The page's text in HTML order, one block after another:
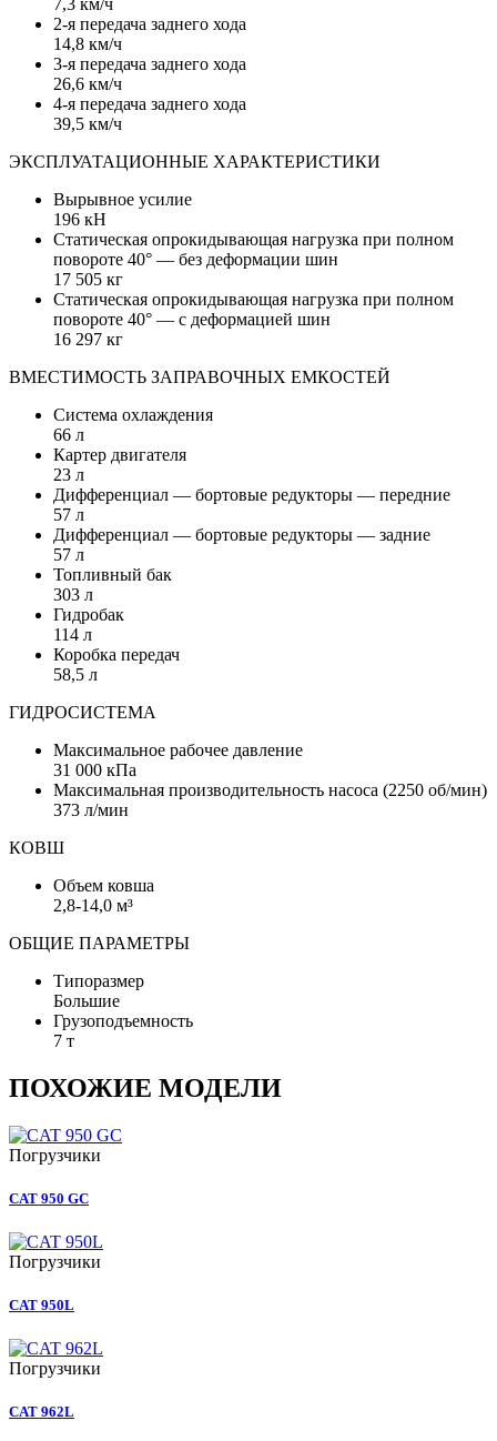
2-я передача заднего хода
14,8 км/ч
3-я передача заднего хода
26,6 км/ч
4-я передача заднего хода
39,5 км/ч
ЭКСПЛУАТАЦИОННЫЕ ХАРАКТЕРИСТИКИ
Вырывное усилие
196 кН
Статическая опрокидывающая нагрузка при полном
повороте 40° — без деформации шин
17 505 кг
Статическая опрокидывающая нагрузка при полном
повороте 40° — с деформацией шин
16 297 кг
ВМЕСТИМОСТЬ ЗАПРАВОЧНЫХ ЕМКОСТЕЙ
Система охлаждения
66 л
Картер двигателя
23 л
Дифференциал — бортовые редукторы — передние
57 л
Дифференциал — бортовые редукторы — задние
57 л
Топливный бак
303 л
Гидробак
114 л
Коробка передач
58,5 л
ГИДРОСИСТЕМА
Максимальное рабочее давление
31 000 кПа
Максимальная производительность насоса (2250 об/мин)
373 л/мин
КОВШ
Объем ковша
2,8-14,0 м³
ОБЩИЕ ПАРАМЕТРЫ
Типоразмер
Большие
Грузоподъемность
7 т
ПОХОЖИЕ МОДЕЛИ
Погрузчики
CAT 950 GC
Погрузчики
CAT 950L
Погрузчики
CAT 962L